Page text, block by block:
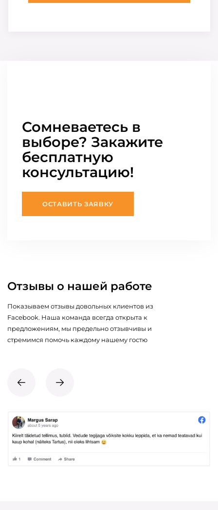
Сомневаетесь в
выборе? Закажите
бесплатную
консультацию!
ОСТАВИТЬ ЗАЯВКУ
Отзывы о нашей работе
Показываем отзывы довольных клиентов из
Facebook. Наша команда всегда открыта к
предложениям, мы предельно отзывчивы и
стремимся помочь каждому нашему гостю